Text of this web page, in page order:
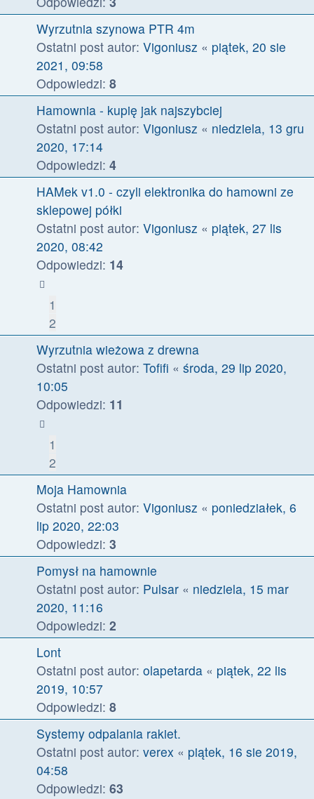
Wyrzutnia szynowa PTR 4m
Ostatni post autor: Vigoniusz « piątek, 20 sie
2021, 09:58
Odpowiedzi: 8
Hamownia - kupię jak najszybciej
Ostatni post autor: Vigoniusz « niedziela, 13 gru
2020, 17:14
Odpowiedzi: 4
HAMek v1.0 - czyli elektronika do hamowni ze
sklepowej półki
Ostatni post autor: Vigoniusz « piątek, 27 lis
2020, 08:42
Odpowiedzi: 14
1
2
Wyrzutnia wieżowa z drewna
Ostatni post autor: Tofifi « środa, 29 lip 2020,
10:05
Odpowiedzi: 11
1
2
Moja Hamownia
Ostatni post autor: Vigoniusz « poniedziałek, 6
lip 2020, 22:03
Odpowiedzi: 3
Pomysł na hamownie
Ostatni post autor: Pulsar « niedziela, 15 mar
2020, 11:16
Odpowiedzi: 2
Lont
Ostatni post autor: olapetarda « piątek, 22 lis
2019, 10:57
Odpowiedzi: 8
Systemy odpalania rakiet.
Ostatni post autor: verex « piątek, 16 sie 2019,
04:58
Odpowiedzi: 63